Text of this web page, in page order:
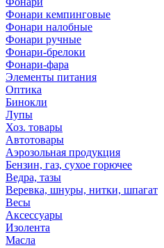
Фонари кемпинговые
Фонари налобные
Фонари ручные
Фонари-брелоки
Фонари-фара
Элементы питания
Оптика
Бинокли
Лупы
Хоз. товары
Автотовары
Аэрозольная продукция
Бензин, газ, сухое горючее
Ведра, тазы
Веревка, шнуры, нитки, шпагат
Весы
Аксессуары
Изолента
Масла